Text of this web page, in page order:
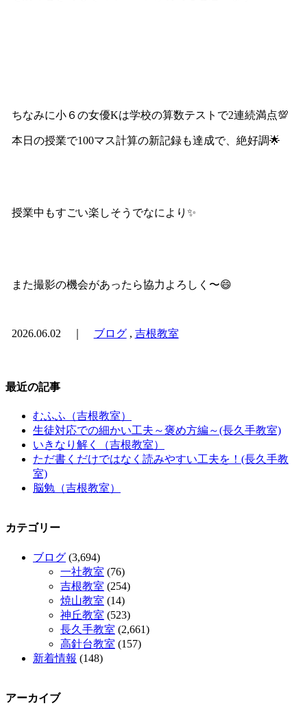
ちなみに小６の女優Kは学校の算数テストで2連続満点💯
本日の授業で100マス計算の新記録も達成で、絶好調🌟
授業中もすごい楽しそうでなにより✨
また撮影の機会があったら協力よろしく〜😄
2026.06.02 ｜ ブログ, 吉根教室
最近の記事
むふふ（吉根教室）
生徒対応での細かい工夫～褒め方編～(長久手教室)
いきなり解く（吉根教室）
ただ書くだけではなく読みやすい工夫を！(長久手教
室)
脳勉（吉根教室）
カテゴリー
ブログ (3,694)
一社教室 (76)
吉根教室 (254)
焼山教室 (14)
神丘教室 (523)
長久手教室 (2,661)
高針台教室 (157)
新着情報 (148)
アーカイブ